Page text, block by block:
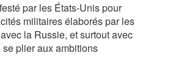
par les États-Unis pour
militaires élaborés par les
la Russie, et surtout avec
plier aux ambitions